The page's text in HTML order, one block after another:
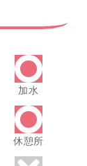
加水
休憩所